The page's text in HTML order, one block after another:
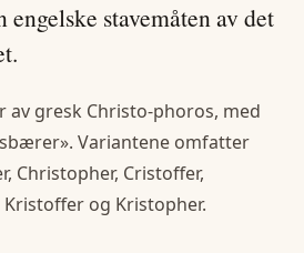
engelske stavemåten av det
av gresk Christo-phoros, med
Variantene omfatter
Christopher, Cristoffer,
og Kristopher.